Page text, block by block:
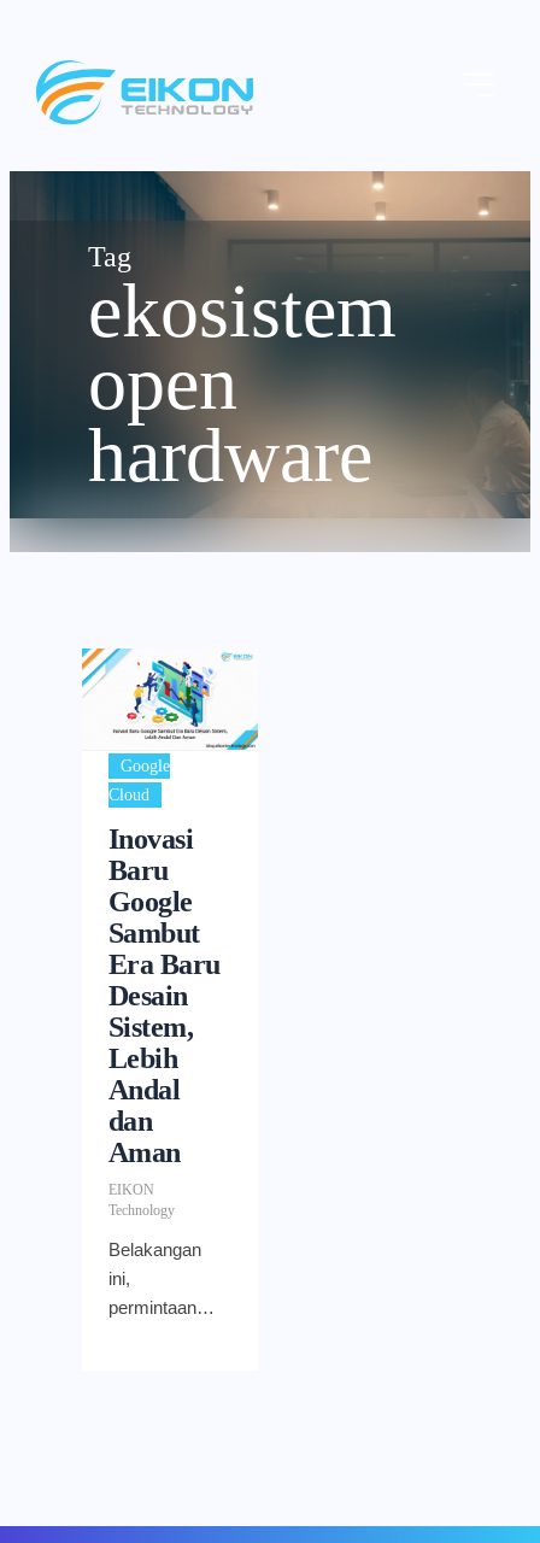
content
ekosistem
open
hardware
Google
Cloud
Inovasi
Baru
Google
Sambut
Era Baru
Desain
Sistem,
Lebih
Andal
dan
Aman
EIKON
Technology
Belakangan
ini,
permintaan